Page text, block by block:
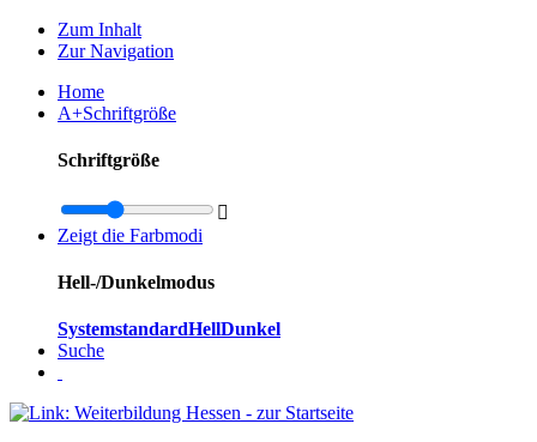
Zum Inhalt
Zur Navigation
Home
A+Schriftgröße
Schriftgröße

Zeigt die Farbmodi
Hell-/Dunkelmodus
SystemstandardHellDunkel
Suche